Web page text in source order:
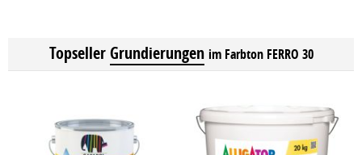
Topseller Grundierungen im Farbton FERRO 30